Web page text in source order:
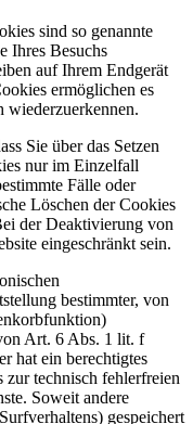
sind so genannte
Ihres Besuchs
auf Ihrem Endgerät
ermöglichen es
wiederzuerkennen.
Sie über das Setzen
nur im Einzelfall
Fälle oder
Löschen der Cookies
der Deaktivierung von
eingeschränkt sein.
bestimmter, von
Art. 6 Abs. 1 lit. f
hat ein berechtigtes
zur technisch fehlerfreien
Soweit andere
gespeichert